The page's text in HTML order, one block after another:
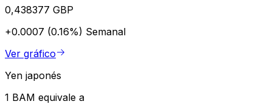
0,438377 GBP
+0.0007 (0.16%) Semanal
Ver gráfico
Yen japonés
1 BAM equivale a